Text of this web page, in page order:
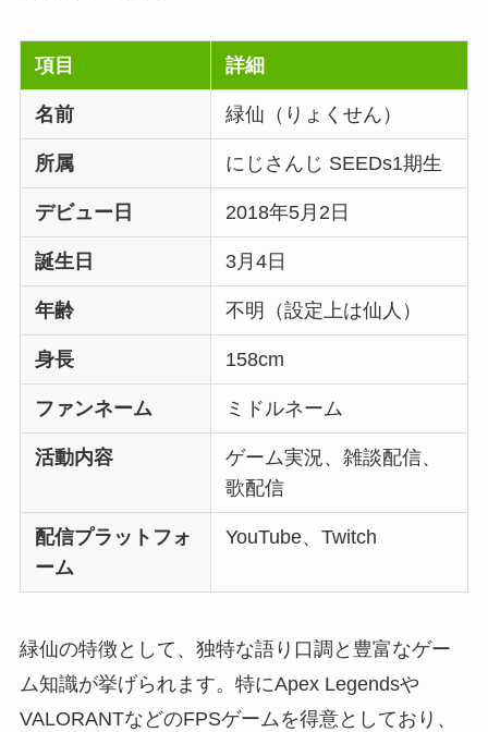
項目 詳細
名前 緑仙（りょくせん）
所属 にじさんじ SEEDs1期生
デビュー日 2018年5月2日
誕生日 3月4日
年齢 不明（設定上は仙人）
身長 158cm
ファンネーム ミドルネーム
活動内容
ゲーム実況、雑談配信、
歌配信
配信プラットフォ
ーム
YouTube、Twitch
緑仙の特徴として、独特な語り口調と豊富なゲー
ム知識が挙げられます。特にApex Legendsや
VALORANTなどのFPSゲームを得意としており、